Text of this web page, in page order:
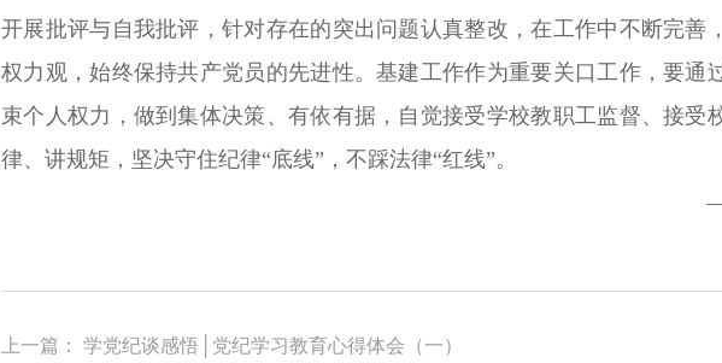
开展批评与自我批评，针对存在的突出问题认真整改，在工作中不断完善
权力观，始终保持共产党员的先进性。基建工作作为重要关口工作，要通
束个人权力，做到集体决策、有依有据，自觉接受学校教职工监督、接受
律、讲规矩，坚决守住纪律“底线”，不踩法律“红线”。
上一篇： 学党纪谈感悟│党纪学习教育心得体会（一）